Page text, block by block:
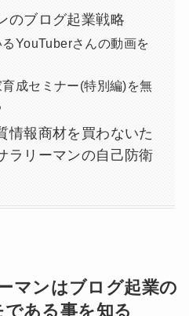
のブログ起業戦略
YouTuberさんの動画を
成セミナー(特別編)を無
情報商材を買わないた
ラリーマンの自己防衛
マンはブログ起業の
ある事を知る